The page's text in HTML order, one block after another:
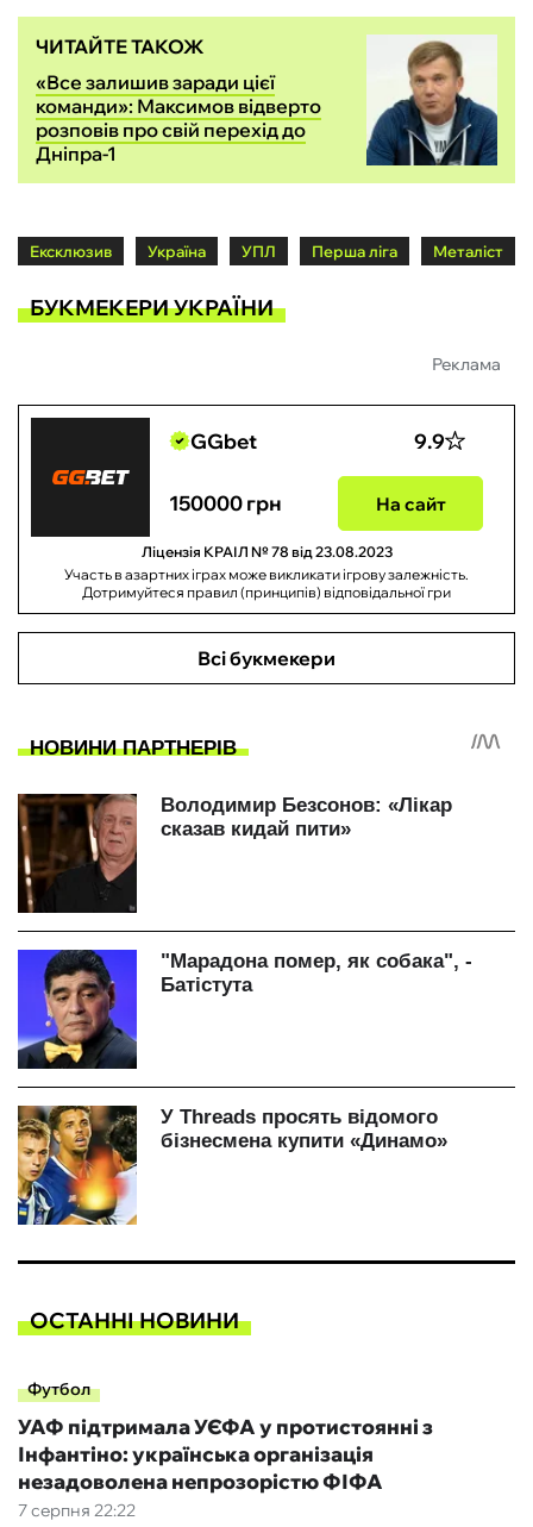
ЧИТАЙТЕ ТАКОЖ
«Все залишив заради цієї
команди»: Максимов відверто
розповів про свій перехід до
Дніпра-1
Ексклюзив Україна УПЛ Перша ліга Металіст
БУКМЕКЕРИ УКРАЇНИ
Реклама
GGbet 9.9
150000 грн На сайт
Ліцензія КРАІЛ № 78 від 23.08.2023
Участь в азартних іграх може викликати ігрову залежність.
Дотримуйтеся правил (принципів) відповідальної гри
Всі букмекери
ОСТАННІ НОВИНИ
Футбол
7 серпня 22:22
УАФ підтримала УЄФА у протистоянні з
Інфантіно: українська організація
незадоволена непрозорістю ФІФА